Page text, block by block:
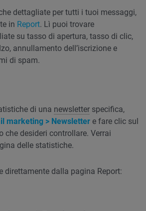
dettagliate per tutti i tuoi messaggi,
in Report. Lì puoi trovare
su tasso di apertura, tasso di clic,
annullamento dell’iscrizione e
di spam.
di una newsletter specifica,
marketing > Newsletter e fare clic sul
che desideri controllare. Verrai
delle statistiche.
direttamente dalla pagina Report: